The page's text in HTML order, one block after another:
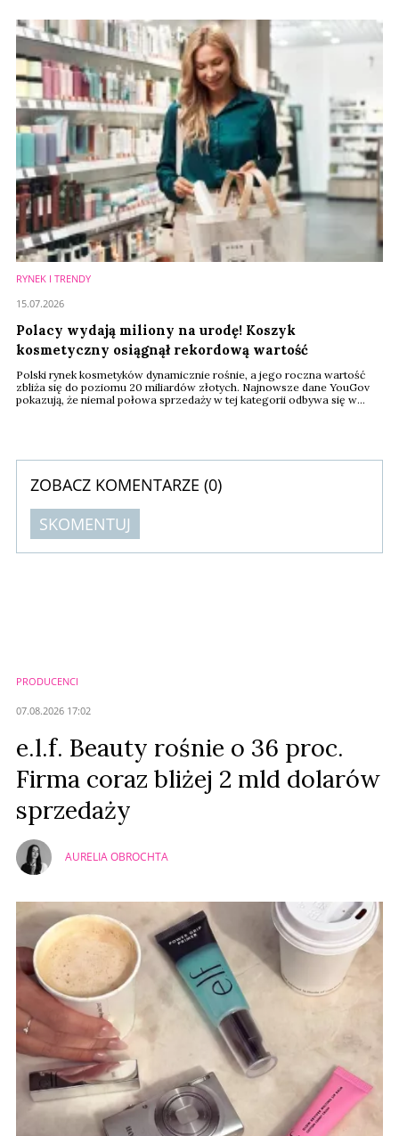
obecnie za plecami lidera.
RYNEK I TRENDY
Polacy wydają miliony na urodę! Koszyk
kosmetyczny osiągnął rekordową wartość
Polski rynek kosmetyków dynamicznie rośnie, a jego roczna wartość
zbliża się do poziomu 20 miliardów złotych. Najnowsze dane YouGov
pokazują, że niemal połowa sprzedaży w tej kategorii odbywa się w
15.07.2026
ZOBACZ KOMENTARZE (0)
SKOMENTUJ
PRODUCENCI
07.08.2026 17:02
e.l.f. Beauty rośnie o 36 proc.
Firma coraz bliżej 2 mld dolarów
sprzedaży
AURELIA OBROCHTA